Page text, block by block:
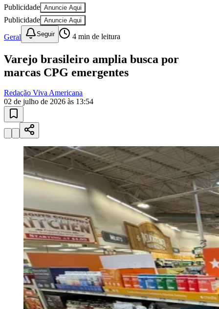
Publicidade Anuncie Aqui
Publicidade Anuncie Aqui
Geral Seguir 4 min de leitura
Varejo brasileiro amplia busca por
marcas CPG emergentes
Redação Viva Americana
02 de julho de 2026 às 13:54